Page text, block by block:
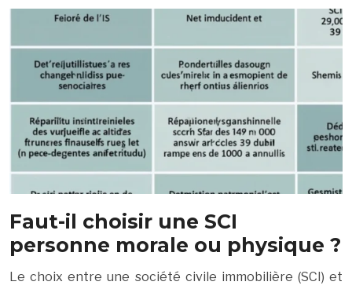
Faut-il choisir une SCI
personne morale ou physique ?
Le choix entre une société civile immobilière (SCI) et